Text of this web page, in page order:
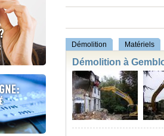
Démolition Matériels
Démolition à